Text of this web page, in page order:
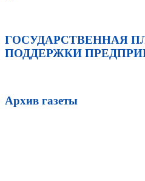
ГОСУДАРСТВЕННАЯ
ПОДДЕРЖКИ
Архив газеты